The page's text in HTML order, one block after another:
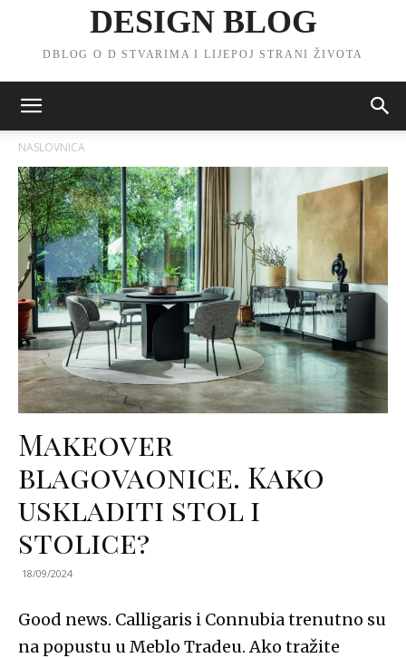
DESIGN BLOG
DBLOG O D STVARIMA I LIJEPOJ STRANI ŽIVOTA
NASLOVNICA
Makeover
blagovaonice. Kako
uskladiti stol i
stolice?
18/09/2024
Good news. Calligaris i Connubia trenutno su
na popustu u Meblo Tradeu. Ako tražite